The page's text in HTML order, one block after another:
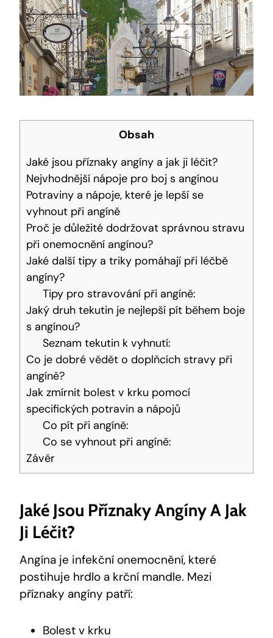
Obsah
Jaké jsou příznaky angíny a jak ji léčit?
Nejvhodnější nápoje pro boj s angínou
Potraviny a nápoje, které je lepší se
vyhnout při angíně
Proč je důležité dodržovat správnou stravu
při onemocnění angínou?
Jaké další tipy a triky pomáhají při léčbě
angíny?
Tipy pro stravování při angíně:
Jaký druh tekutin je nejlepší pít během boje
s angínou?
Seznam tekutin k vyhnutí:
Co je dobré vědět o doplňcích stravy při
angíně?
Jak zmírnit bolest v krku pomocí
specifických potravin a nápojů
Co pít při angíně:
Co se vyhnout při angíně:
Závěr
Jaké Jsou Příznaky Angíny A Jak
Ji Léčit?
Angína je infekční onemocnění, které
postihuje hrdlo a krční mandle. Mezi
příznaky angíny patří:
Bolest v krku